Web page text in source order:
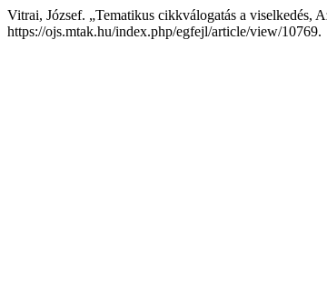
Vitrai, József. „Tematikus cikkválogatás a viselkedés,
https://ojs.mtak.hu/index.php/egfejl/article/view/10769.